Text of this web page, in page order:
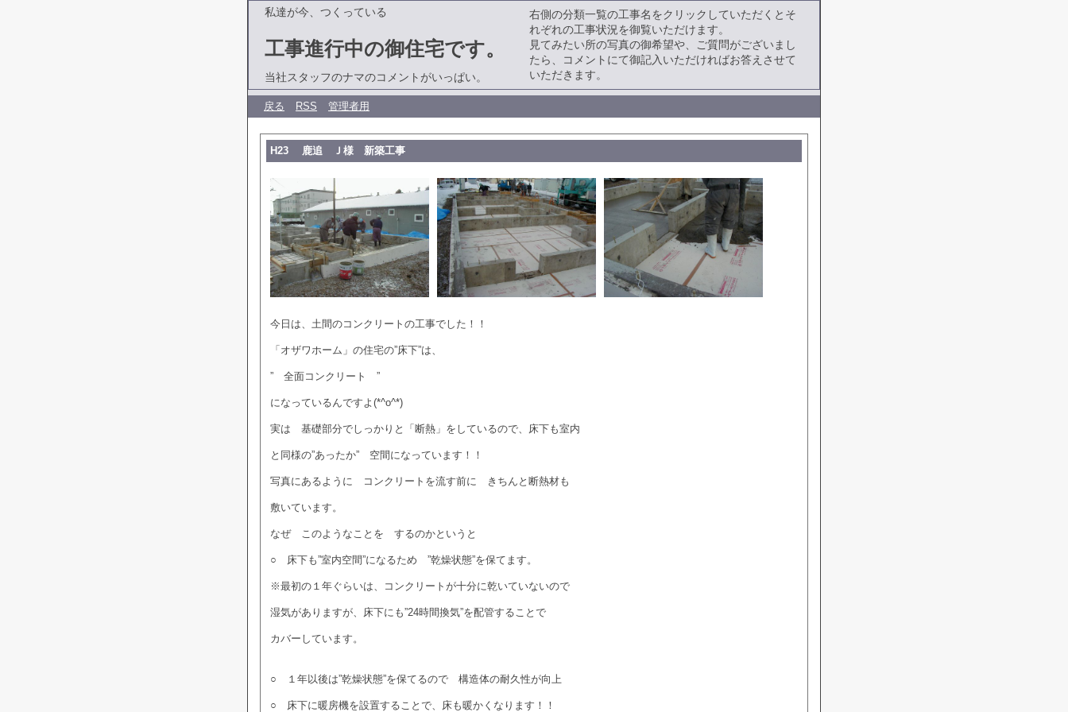
私達が今、つくっている
工事進行中の御住宅です。
当社スタッフのナマのコメントがいっぱい。
右側の分類一覧の工事名をクリックしていただくとそ
れぞれの工事状況を御覧いただけます。
見てみたい所の写真の御希望や、ご質問がございまし
たら、コメントにて御記入いただければお答えさせて
いただきます。
戻る RSS 管理者用
H23 鹿追 Ｊ様 新築工事
今日は、土間のコンクリートの工事でした！！
「オザワホーム」の住宅の”床下”は、
” 全面コンクリート ”
になっているんですよ(*^o^*)
実は 基礎部分でしっかりと「断熱」をしているので、床下も室内
と同様の”あったか” 空間になっています！！
写真にあるように コンクリートを流す前に きちんと断熱材も
敷いています。
なぜ このようなことを するのかというと
○ 床下も”室内空間”になるため ”乾燥状態”を保てます。
※最初の１年ぐらいは、コンクリートが十分に乾いていないので
湿気がありますが、床下にも”24時間換気”を配管することで
カバーしています。
○ １年以後は”乾燥状態”を保てるので 構造体の耐久性が向上
○ 床下に暖房機を設置することで、床も暖かくなります！！